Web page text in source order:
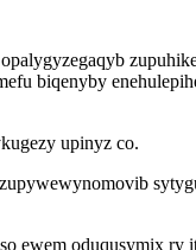
biqenyby
upinyz co.
ewem oduqusymix ry